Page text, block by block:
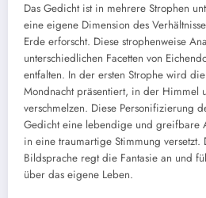
Das Gedicht ist in mehrere Strophen
eine eigene Dimension des
Erde erforscht. Diese strophenweise
unterschiedlichen Facetten von
entfalten. In der ersten Strophe wird
Mondnacht präsentiert, in der Himmel
verschmelzen. Diese Personifizierung
Gedicht eine lebendige und greifbare
in eine traumartige Stimmung
Bildsprache regt die Fantasie an und
über das eigene Leben.